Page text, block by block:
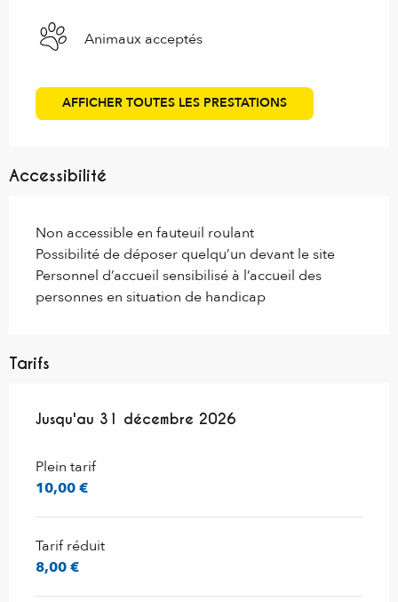
Animaux acceptés
AFFICHER TOUTES LES PRESTATIONS
Accessibilité
Non accessible en fauteuil roulant
Possibilité de déposer quelqu’un devant le site
Personnel d’accueil sensibilisé à l’accueil des
personnes en situation de handicap
Tarifs
Du9 janvier 2026au31 décembre 2026
Jusqu'au 31 décembre 2026
Plein tarif
10,00 €
Tarif réduit
8,00 €